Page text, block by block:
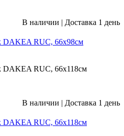
В наличии | Доставка 1 день
DAKEA RUC, 66х98см
DAKEA RUC, 66х118см
В наличии | Доставка 1 день
DAKEA RUC, 66х118см